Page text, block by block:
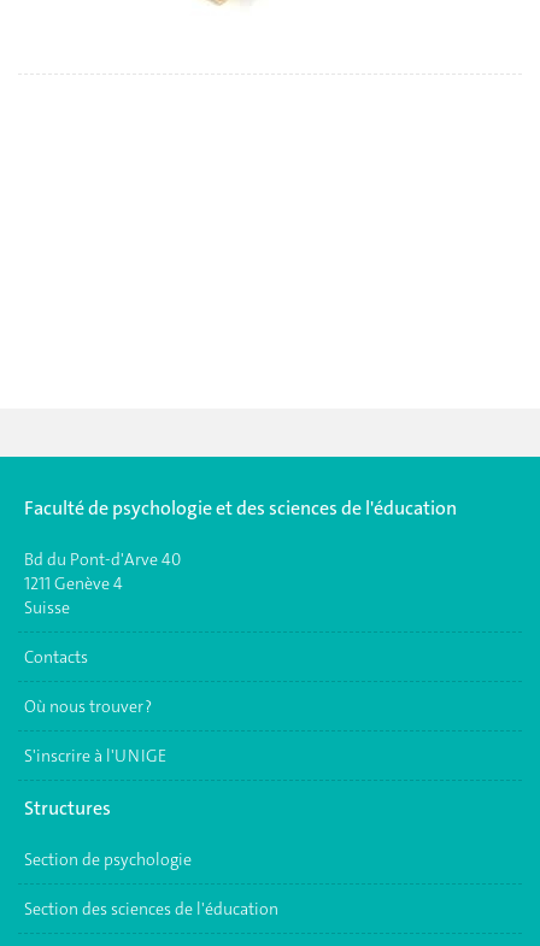
Faculté de psychologie et des sciences de l'éducation
Bd du Pont-d'Arve 40
1211 Genève 4
Suisse
Contacts
Où nous trouver ?
S'inscrire à l'UNIGE
Structures
Section de psychologie
Section des sciences de l'éducation